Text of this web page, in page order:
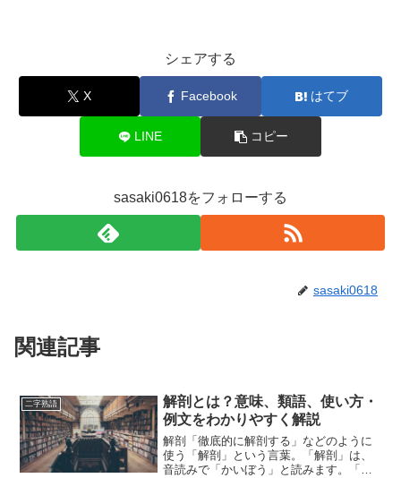
シェアする
X Facebook はてブ
LINE コピー
sasaki0618をフォローする
sasaki0618
関連記事
二字熟語
解剖とは？意味、類語、使い方・
例文をわかりやすく解説
解剖「徹底的に解剖する」などのように
使う「解剖」という言葉。「解剖」は、
音読みで「かいぼう」と読みます。「解